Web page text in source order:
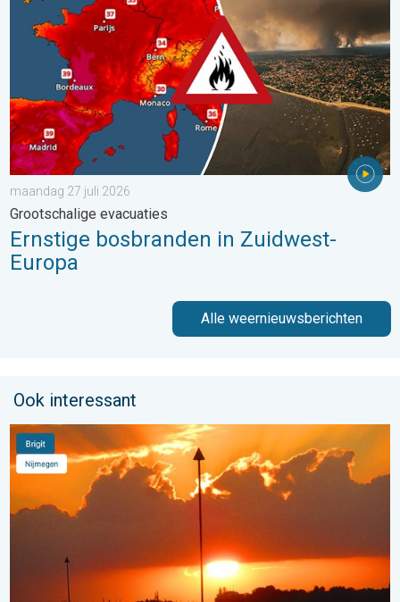
maandag 27 juli 2026
Grootschalige evacuaties
Ernstige bosbranden in Zuidwest-
Europa
Alle weernieuwsberichten
Ook interessant
Stuur jouw weerfoto van de week!. Weer&Radar uploader. . .